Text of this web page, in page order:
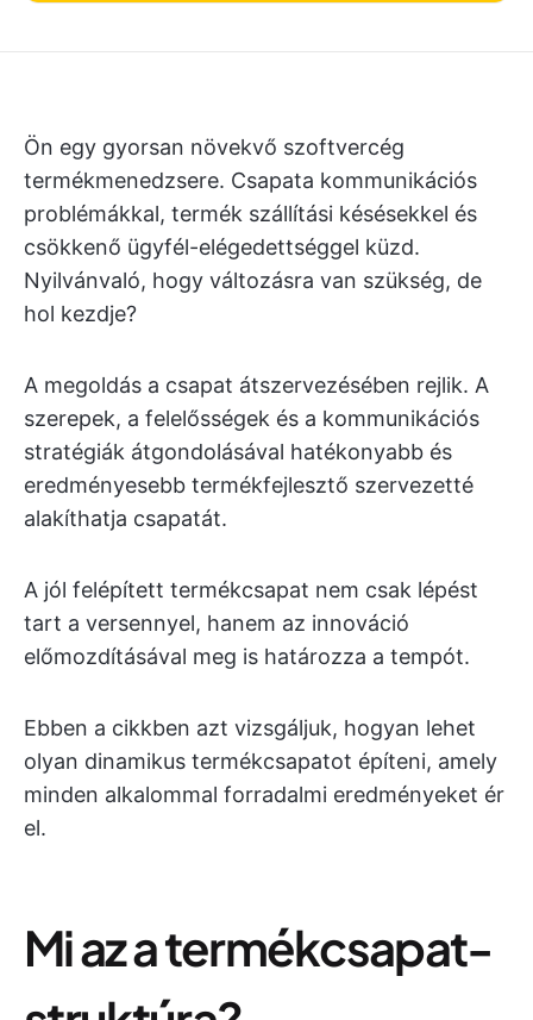
Ön egy gyorsan növekvő szoftvercég
termékmenedzsere. Csapata kommunikációs
problémákkal, termék szállítási késésekkel és
csökkenő ügyfél-elégedettséggel küzd.
Nyilvánvaló, hogy változásra van szükség, de
hol kezdje?
A megoldás a csapat átszervezésében rejlik. A
szerepek, a felelősségek és a kommunikációs
stratégiák átgondolásával hatékonyabb és
eredményesebb termékfejlesztő szervezetté
alakíthatja csapatát.
A jól felépített termékcsapat nem csak lépést
tart a versennyel, hanem az innováció
előmozdításával meg is határozza a tempót.
Ebben a cikkben azt vizsgáljuk, hogyan lehet
olyan dinamikus termékcsapatot építeni, amely
minden alkalommal forradalmi eredményeket ér
el.
Mi az a termékcsapat-